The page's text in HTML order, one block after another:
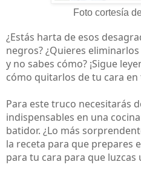
Foto cortesía
¿Estás harta de esos
negros? ¿Quieres
y no sabes cómo? ¡Sigue
cómo quitarlos de tu cara
Para este truco necesitarás
indispensables en una
batidor. ¿Lo más
la receta para que prepares
para tu cara para que luzcas